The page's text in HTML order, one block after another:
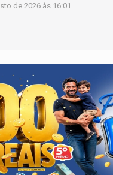
de 2026 às 16:01